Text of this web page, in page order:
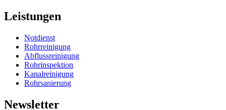
Leistungen
Notdienst
Rohrreinigung
Abflussreinigung
Rohrinspektion
Kanalreinigung
Rohrsanierung
Newsletter